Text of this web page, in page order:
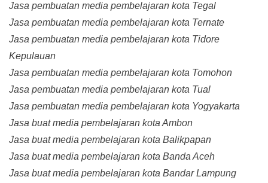
Jasa pembuatan media pembelajaran kota Tegal
Jasa pembuatan media pembelajaran kota Ternate
Jasa pembuatan media pembelajaran kota Tidore
Kepulauan
Jasa pembuatan media pembelajaran kota Tomohon
Jasa pembuatan media pembelajaran kota Tual
Jasa pembuatan media pembelajaran kota Yogyakarta
Jasa buat media pembelajaran kota Ambon
Jasa buat media pembelajaran kota Balikpapan
Jasa buat media pembelajaran kota Banda Aceh
Jasa buat media pembelajaran kota Bandar Lampung